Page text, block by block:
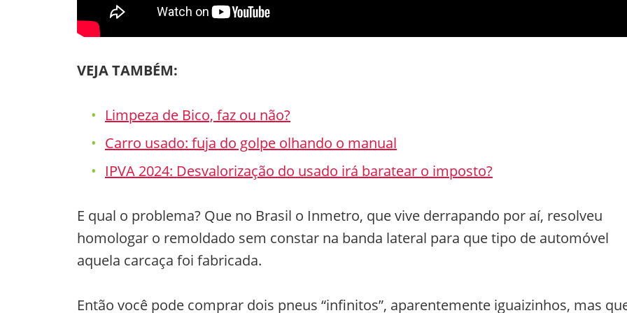
VEJA TAMBÉM:
Limpeza de Bico, faz ou não?
Carro usado: fuja do golpe olhando o manual
IPVA 2024: Desvalorização do usado irá baratear o imposto?
E qual o problema? Que no Brasil o Inmetro, que vive derrapando por aí, resolveu
homologar o remoldado sem constar na banda lateral para que tipo de automóvel
aquela carcaça foi fabricada.
Então você pode comprar dois pneus “infinitos”, aparentemente iguaizinhos, mas